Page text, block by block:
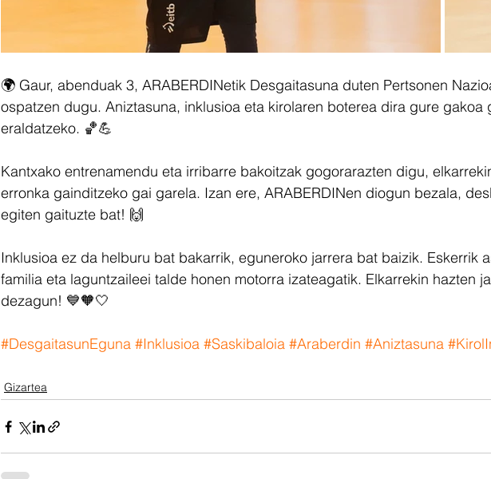
🌍 Gaur, abenduak 3, ARABERDINetik Desgaitasuna duten Pertsonen
ospatzen dugu. Aniztasuna, inklusioa eta kirolaren boterea dira gure gakoa
eraldatzeko. 🏀💪
Kantxako entrenamendu eta irribarre bakoitzak gogorarazten digu,
erronka gainditzeko gai garela. Izan ere, ARABERDINen diogun bezala,
egiten gaituzte bat! 🙌
Inklusioa ez da helburu bat bakarrik, eguneroko jarrera bat baizik. Eskerrik
familia eta laguntzaileei talde honen motorra izateagatik. Elkarrekin hazten
dezagun! 💙🧡🤍
#DesgaitasunEguna #Inklusioa #Saskibaloia #Araberdin #Aniztasuna
Gizartea